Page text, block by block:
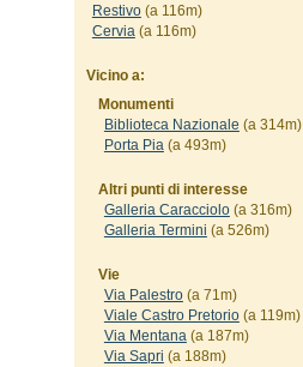
Restivo(a 116m)
Cervia(a 116m)
Vicino a:
Monumenti
Biblioteca Nazionale (a 314m)
Porta Pia(a 493m)
Altri punti di interesse
Galleria Caracciolo(a 316m)
Galleria Termini (a 526m)
Vie
Via Palestro(a 71m)
Viale Castro Pretorio(a 119m)
Via Mentana(a 187m)
Via Sapri (a 188m)